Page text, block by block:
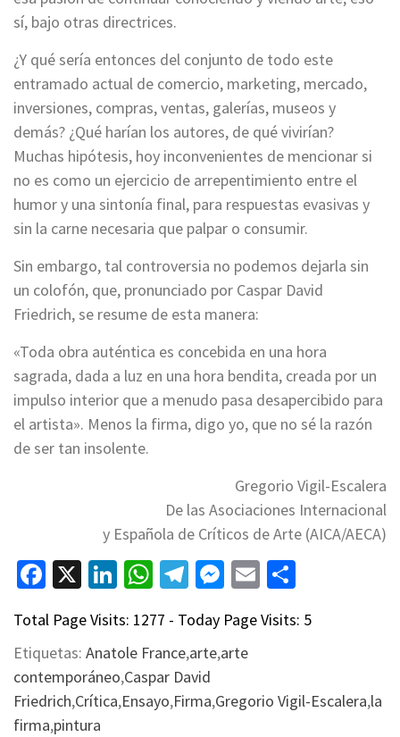
sí, bajo otras directrices.
¿Y qué sería entonces del conjunto de todo este
entramado actual de comercio, marketing, mercado,
inversiones, compras, ventas, galerías, museos y
demás? ¿Qué harían los autores, de qué vivirían?
Muchas hipótesis, hoy inconvenientes de mencionar si
no es como un ejercicio de arrepentimiento entre el
humor y una sintonía final, para respuestas evasivas y
sin la carne necesaria que palpar o consumir.
Sin embargo, tal controversia no podemos dejarla sin
un colofón, que, pronunciado por Caspar David
Friedrich, se resume de esta manera:
«Toda obra auténtica es concebida en una hora
sagrada, dada a luz en una hora bendita, creada por un
impulso interior que a menudo pasa desapercibido para
el artista». Menos la firma, digo yo, que no sé la razón
de ser tan insolente.
Gregorio Vigil-Escalera
De las Asociaciones Internacional
y Española de Críticos de Arte (AICA/AECA)
Facebook
X LinkedIn
WhatsApp
Telegram
Messenger
Email
Total Page Visits: 1277 - Today Page Visits: 5
Etiquetas: Anatole France,arte,arte
contemporáneo,Caspar David
Friedrich,Crítica,Ensayo,Firma,Gregorio Vigil-Escalera,la
firma,pintura